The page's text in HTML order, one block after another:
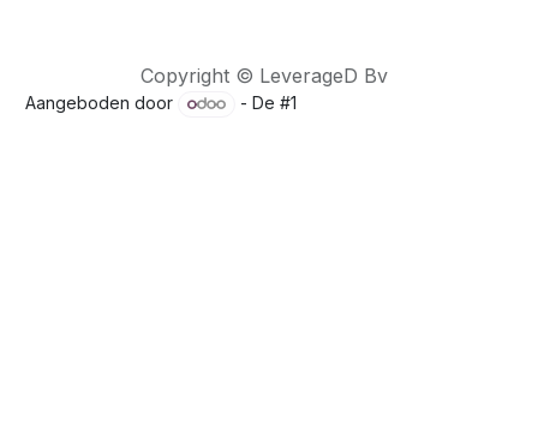
Copyright © LeverageD Bv
Aangeboden door - De #1